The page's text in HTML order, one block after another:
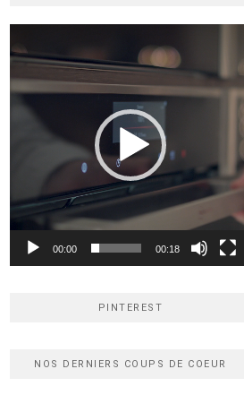
vidéo
00:00 00:18
PINTEREST
NOS DERNIERS COUPS DE COEUR